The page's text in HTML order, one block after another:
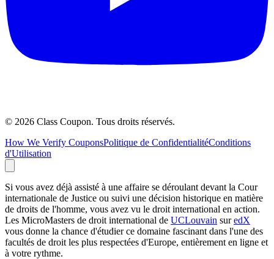
© 2026 Class Coupon. Tous droits réservés.
How We Verify CouponsPolitique de ConfidentialitéConditions
d'Utilisation
Si vous avez déjà assisté à une affaire se déroulant devant la Cour
internationale de Justice ou suivi une décision historique en matière
de droits de l'homme, vous avez vu le droit international en action.
Les MicroMasters de droit international de UCLouvain suredX
vous donne la chance d'étudier ce domaine fascinant dans l'une des
facultés de droit les plus respectées d'Europe, entièrement en ligne et
à votre rythme.